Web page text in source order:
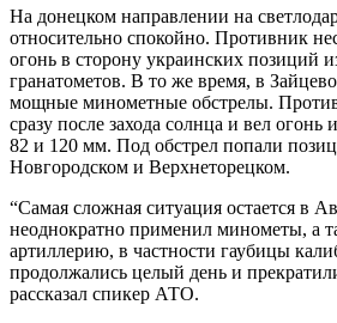
На донецком направлении на
относительно спокойно. Противник
огонь в сторону украинских позиций
гранатометов. В то же время, в
мощные минометные обстрелы.
сразу после захода солнца и вел огонь
82 и 120 мм. Под обстрел попали
Новгородском и Верхнеторецком.
“Самая сложная ситуация остается в
неоднократно применил минометы, а
артиллерию, в частности гаубицы
продолжались целый день и
рассказал спикер АТО.